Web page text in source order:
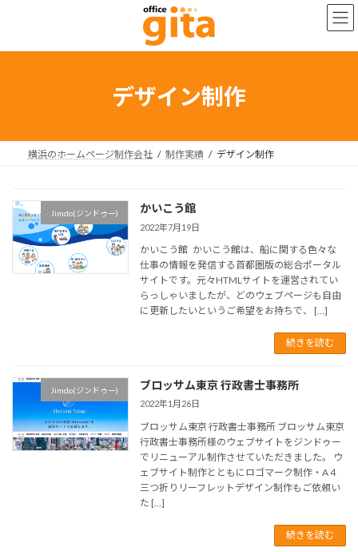
ン
ー
デザイン制作
横浜のホームページ制作会社 制作実績 デザイン制作
Jimdo(ジンドゥー) かいこう館
2022年7月19日
かいこう館 かいこう館は、船に関する色々な
仕事の情報を発信する首都圏版の総合ポータル
サイトです。元々HTMLサイトを運営されてい
らっしゃいましたが、どのウェブページも自由
に更新したいというご希望をお持ちで、 […]
続きを読む
Jimdo(ジンドゥー) ブロッサム東京 行政書士事務所
2022年1月26日
ブロッサム東京 行政書士事務所 ブロッサム東京
行政書士事務所様のウェブサイトをジンドゥー
でリニューアル制作させていただきました。 ウ
ェブサイト制作とともにロゴマーク制作・A４
三つ折りリーフレットデザイン制作もご依頼い
た […]
続きを読む